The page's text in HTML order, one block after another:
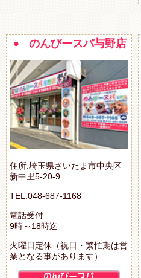
のんびースパ与野店
住所.埼玉県さいたま市中央区
新中里5-20-9
TEL.048-687-1168
電話受付
9時～18時迄
火曜日定休（祝日・繁忙期は営
業となる事があります）